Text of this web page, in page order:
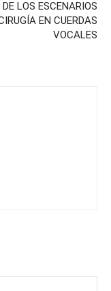
LOS ESCENARIOS
EN CUERDAS
VOCALES